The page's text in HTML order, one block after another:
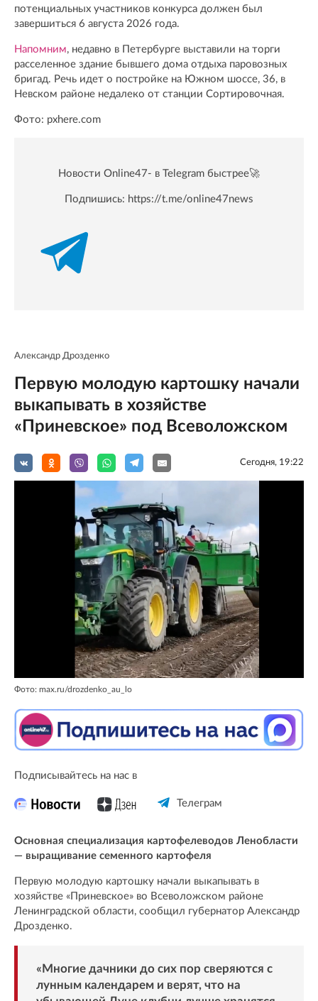
потенциальных участников конкурса должен был
завершиться 6 августа 2026 года.
Напомним, недавно в Петербурге выставили на торги
расселенное здание бывшего дома отдыха паровозных
бригад. Речь идет о постройке на Южном шоссе, 36, в
Невском районе недалеко от станции Сортировочная.
Фото: pxhere.com
Новости Online47- в Telegram быстрее🚀
Подпишись: https://t.me/online47news
Александр Дрозденко
Первую молодую картошку начали
выкапывать в хозяйстве
«Приневское» под Всеволожском
Сегодня, 19:22
Фото: max.ru/drozdenko_au_lo
Подписывайтесь на нас в
Телеграм
Основная специализация картофелеводов Ленобласти
— выращивание семенного картофеля
Первую молодую картошку начали выкапывать в
хозяйстве «Приневское» во Всеволожском районе
Ленинградской области, сообщил губернатор Александр
Дрозденко.
«Многие дачники до сих пор сверяются с
лунным календарем и верят, что на